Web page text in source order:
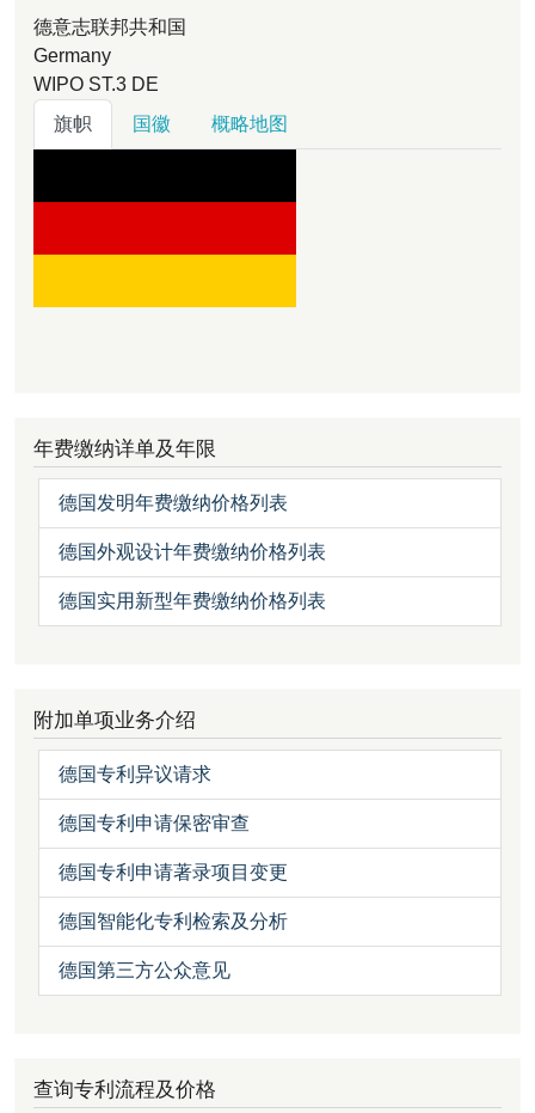
德意志联邦共和国
Germany
WIPO ST.3 DE
旗帜
国徽 概略地图
年费缴纳详单及年限
德国发明年费缴纳价格列表
德国外观设计年费缴纳价格列表
德国实用新型年费缴纳价格列表
附加单项业务介绍
德国专利异议请求
德国专利申请保密审查
德国专利申请著录项目变更
德国智能化专利检索及分析
德国第三方公众意见
查询专利流程及价格